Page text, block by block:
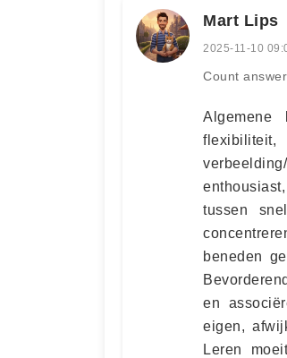
Mart Lips
2025-11-10
Count
Algemene
tussen
beneden
en
eigen,
Leren